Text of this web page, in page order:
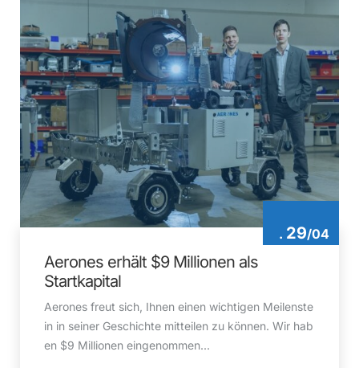
. 29/04
Aerones erhält $9 Millionen als
Startkapital
Aerones freut sich, Ihnen einen wichtigen Meilenste
in in seiner Geschichte mitteilen zu können. Wir hab
en $9 Millionen eingenommen...